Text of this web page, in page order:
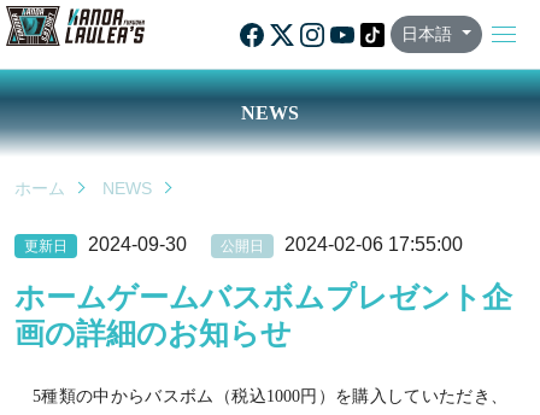
日本語
NEWS
ホーム NEWS
更新日 2024-09-30 公開日 2024-02-06 17:55:00
ホームゲームバスボムプレゼント企
画の詳細のお知らせ
5種類の中からバスボム（税込1000円）を購入していただき、